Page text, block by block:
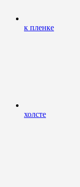
к пленке
холсте